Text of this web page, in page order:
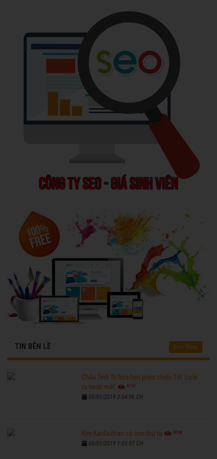
TIN BÊN LỀ Đọc thêm
Châu Tinh Trì hứa hẹn phim chiếu Tết 'cười
ra nước mắt'
6767
03/01/2019 2:04:06 CH
Kim Kardashian có con thứ tư 6268
03/01/2019 1:03:37 CH